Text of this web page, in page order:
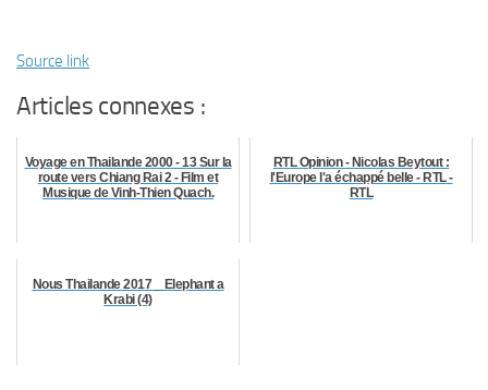
Source link
Articles connexes :
Voyage en Thailande 2000 - 13 Sur la
route vers Chiang Rai 2 - Film et
Musique de Vinh-Thien Quach.
RTL Opinion - Nicolas Beytout :
l'Europe l'a échappé belle - RTL -
RTL
Nous Thailande 2017 _ Elephant a
Krabi (4)